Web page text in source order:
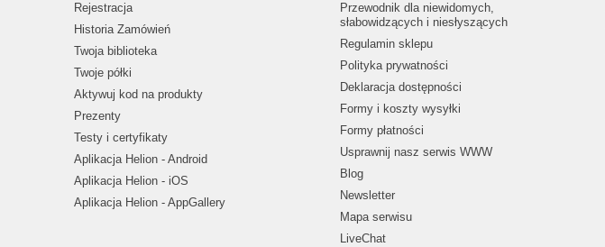
Rejestracja
Historia Zamówień
Twoja biblioteka
Twoje półki
Aktywuj kod na produkty
Prezenty
Testy i certyfikaty
Aplikacja Helion - Android
Aplikacja Helion - iOS
Aplikacja Helion - AppGallery
Przewodnik dla niewidomych,
słabowidzących i niesłyszących
Regulamin sklepu
Polityka prywatności
Deklaracja dostępności
Formy i koszty wysyłki
Formy płatności
Usprawnij nasz serwis WWW
Blog
Newsletter
Mapa serwisu
LiveChat